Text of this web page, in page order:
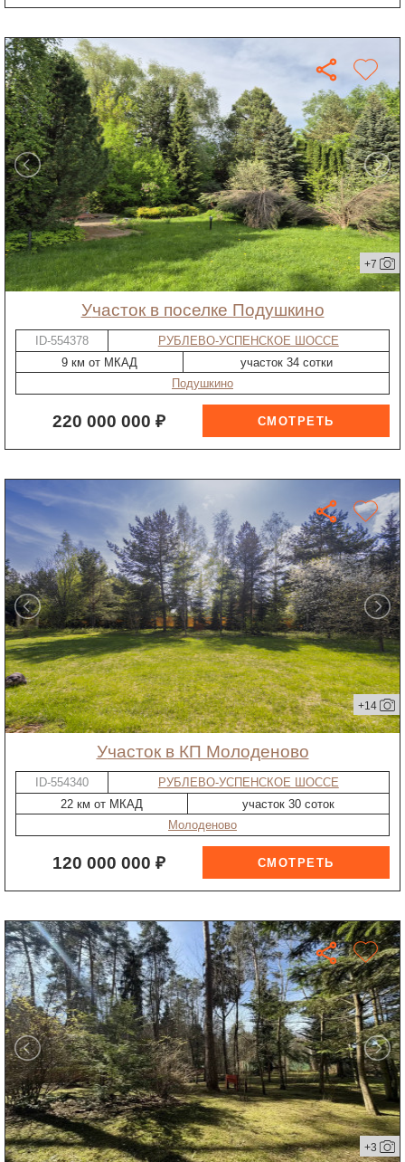
+7
участок в поселке Подушкино
ID-554378
РУБЛЕВО-УСПЕНСКОЕ ШОССЕ
9 км от МКАД
участок 34 сотки
Подушкино
220 000 000 ₽
+14
участок в КП Молоденово
ID-554340
РУБЛЕВО-УСПЕНСКОЕ ШОССЕ
22 км от МКАД
участок 30 соток
Молоденово
120 000 000 ₽
+3